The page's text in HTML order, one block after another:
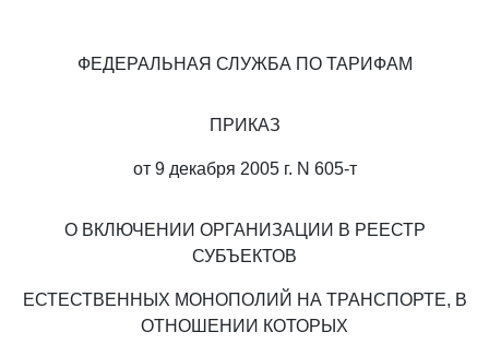
ФЕДЕРАЛЬНАЯ СЛУЖБА ПО ТАРИФАМ
ПРИКАЗ
от 9 декабря 2005 г. N 605-т
О ВКЛЮЧЕНИИ ОРГАНИЗАЦИИ В РЕЕСТР
СУБЪЕКТОВ
ЕСТЕСТВЕННЫХ МОНОПОЛИЙ НА ТРАНСПОРТЕ, В
ОТНОШЕНИИ КОТОРЫХ